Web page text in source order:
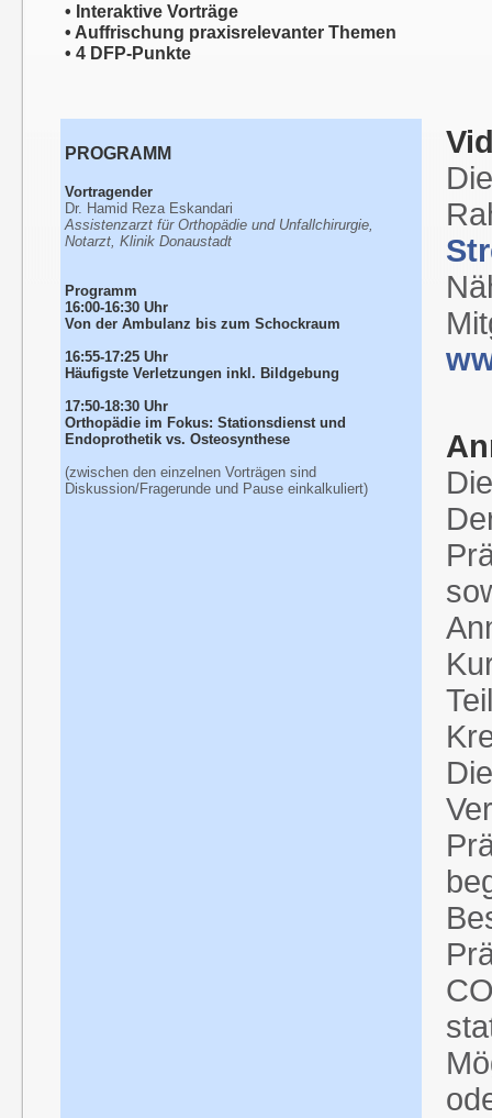
• Interaktive Vorträge
• Auffrischung praxisrelevanter Themen
•4 DFP-Punkte
PROGRAMM
Vortragender
Dr. Hamid Reza Eskandari
Assistenzarzt für Orthopädie und Unfallchirurgie,
Notarzt, Klinik Donaustadt
Programm
16:00-16:30 Uhr
Von der Ambulanz bis zum Schockraum
16:55-17:25 Uhr
Häufigste Verletzungen inkl. Bildgebung
17:50-18:30 Uhr
Orthopädie im Fokus: Stationsdienst und
Endoprothetik vs. Osteosynthese
(zwischen den einzelnen Vorträgen sind
Diskussion/Fragerunde und Pause einkalkuliert)